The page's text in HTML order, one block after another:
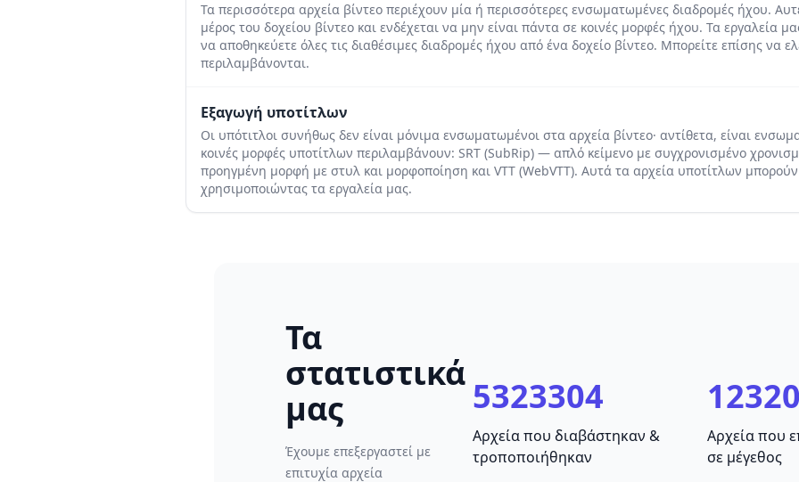
Τα περισσότερα αρχεία βίντεο περιέχουν μία ή περισσότερες ενσωματωμένες διαδρομές ήχου.
μέρος του δοχείου βίντεο και ενδέχεται να μην είναι πάντα σε κοινές μορφές ήχου. Τα εργαλεία
να αποθηκεύετε όλες τις διαθέσιμες διαδρομές ήχου από ένα δοχείο βίντεο. Μπορείτε επίσης να
περιλαμβάνονται.
Εξαγωγή υποτίτλων
Οι υπότιτλοι συνήθως δεν είναι μόνιμα ενσωματωμένοι στα αρχεία βίντεο· αντίθετα, είναι
κοινές μορφές υποτίτλων περιλαμβάνουν: SRT (SubRip) — απλό κείμενο με συγχρονισμένο
προηγμένη μορφή με στυλ και μορφοποίηση και VTT (WebVTT). Αυτά τα αρχεία υποτίτλων
χρησιμοποιώντας τα εργαλεία μας.
Τα
στατιστικά
μας
Έχουμε επεξεργαστεί με
επιτυχία αρχεία
5323304
Αρχεία που διαβάστηκαν &
τροποποιήθηκαν
Αρχεία που
σε μέγεθος